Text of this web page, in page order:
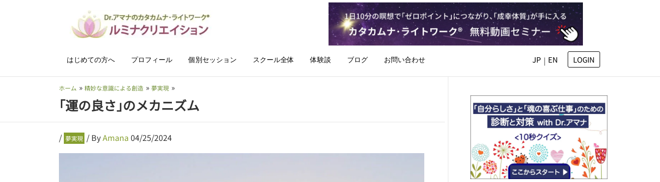
ッ
はじめての方へ プロフィール 個別セッション スクール全体 体験談 ブログ お問い合わせ JP | EN LOGIN
ホーム 精妙な意識による創造 夢実現
｢運の良さ｣のメカニズム
/ 夢実現 / ByAmana 04/25/2024